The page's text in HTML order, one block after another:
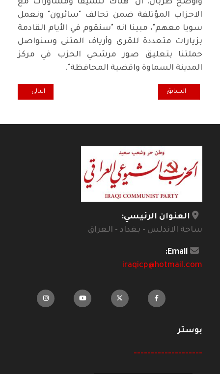
وأوضح طربال، ان "هناك تنسيقا ومشاورات مع
الاحزاب المؤتلفة ضمن تحالف "سائرون" ونعمل
سويا معهم"، مبينا انه "سنقوم في الأيام القادمة
بزيارات متعددة للقرى وأرياف المثنى وسنواصل
حملتنا بتعليق صور مرشحي الحزب في مركز
المدينة السماوة واقضية المحافظة".
المقال السابق: الدكتور علي ابراهيم في ناحية القاسم
السابق المقال التالي:
التالي
العنوان الرئيسي:
ساحة الاندلس - بغداد - العراق
Email:
iraqicp@hotmail.com
بوستر
--------------------